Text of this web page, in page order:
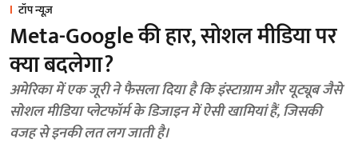
टॉप न्यूज़
Meta-Google की हार, सोशल मीडिया पर
क्या बदलेगा?
अमेरिका में एक जूरी ने फैसला दिया है कि इंस्टाग्राम और यूट्यूब जैसे
सोशल मीडिया प्लेटफॉर्म के डिजाइन में ऐसी खामियां हैं, जिसकी
वजह से इनकी लत लग जाती है।